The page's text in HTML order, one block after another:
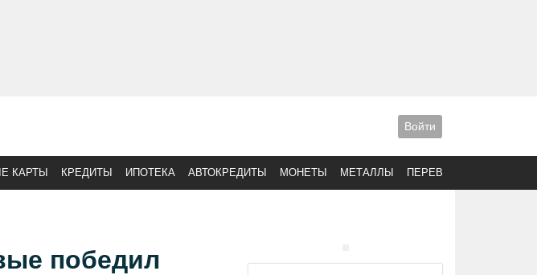
Войти
КАРТЫ КРЕДИТЫ ИПОТЕКА АВТОКРЕДИТЫ МОНЕТЫ МЕТАЛЛЫ ПЕРЕВОДЫ
победил